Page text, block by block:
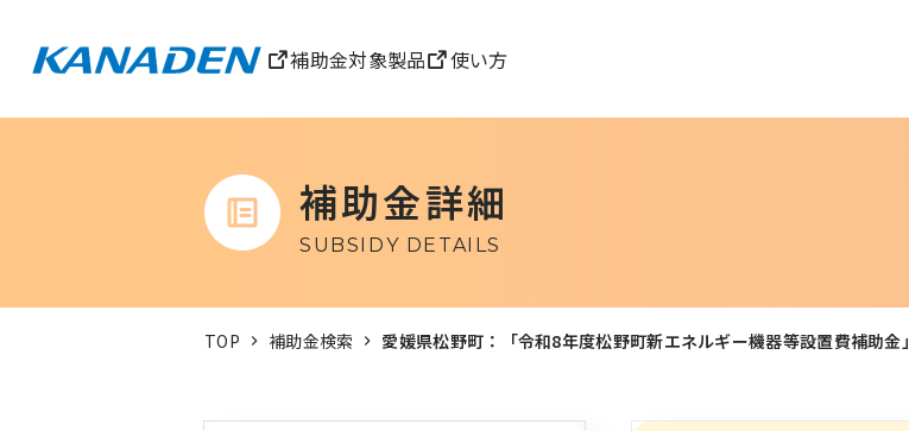
補助金対象製品 使い方
補助金詳細
SUBSIDY DETAILS
TOP 補助金検索 愛媛県松野町：「令和8年度松野町新エネルギー機器等設置費補助金」